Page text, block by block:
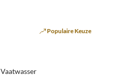
Populaire Keuze
Vaatwasser